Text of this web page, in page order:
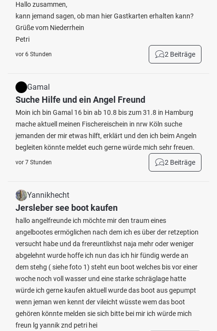
Hallo zusammen,
kann jemand sagen, ob man hier Gastkarten erhalten kann?
Grüße vom Niederrhein
Petri
vor 6 Stunden 2 Beiträge
Gamal
Suche Hilfe und ein Angel Freund
Moin ich bin Gamal 16 bin ab 10.8 bis zum 31.8 in Hamburg
mache aktuell meinen Fischereischein in nrw Köln suche
jemanden der mir etwas hilft, erklärt und den ich beim Angeln
begleiten könnte meldet euch gerne würde mich sehr freuen.
vor 7 Stunden 2 Beiträge
Yannikhecht
Jersleber see boot kaufen
hallo angelfreunde ich möchte mir den traum eines
angelbootes ermöglichen nach dem ich es über der retzeption
versucht habe und da frereuntlixhst naja mehr oder weniger
abgelehnt wurde hoffe ich nun das ich hir fündig werde an
dem stehg ( siehe foto 1) steht eun boot welches bis vor einer
woche noch voll wasser und eine starke schräglage hatte
würde ich gerne kaufen aktuell wurde das boot aus gepumpt
wenn jeman wen kennt der vileicht wüsste wem das boot
gehören könnte melden sie sich bitte bei mir ich würde mich
freun lg yannik znd petri hei